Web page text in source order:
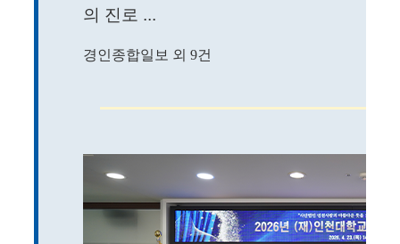
의 진로 ...
경인종합일보 외 9건